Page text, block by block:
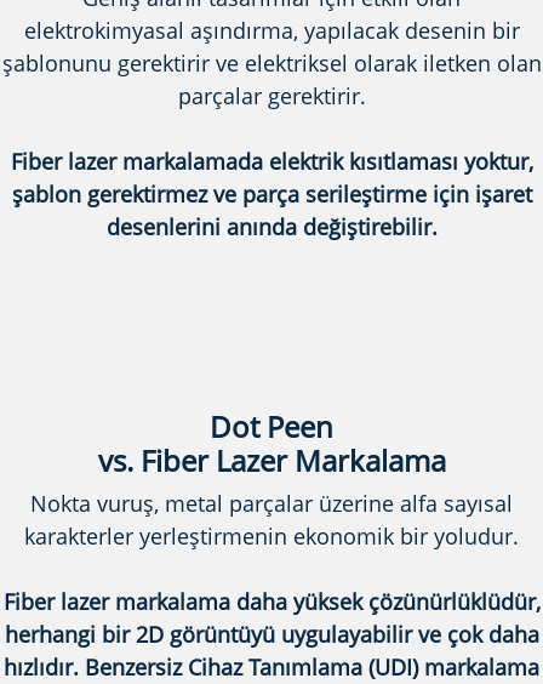
elektrokimyasal aşındırma, yapılacak desenin bir
şablonunu gerektirir ve elektriksel olarak iletken olan
parçalar gerektirir.
Fiber lazer markalamada elektrik kısıtlaması yoktur,
şablon gerektirmez ve parça serileştirme için işaret
desenlerini anında değiştirebilir.
Dot Peen
vs. Fiber Lazer Markalama
Nokta vuruş, metal parçalar üzerine alfa sayısal
karakterler yerleştirmenin ekonomik bir yoludur.
Fiber lazer markalama daha yüksek çözünürlüklüdür,
herhangi bir 2D görüntüyü uygulayabilir ve çok daha
hızlıdır. Benzersiz Cihaz Tanımlama (UDI) markalama